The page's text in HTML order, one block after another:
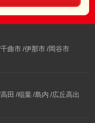
千曲市 伊那市 岡谷市
高田 稲葉 島内 広丘高出